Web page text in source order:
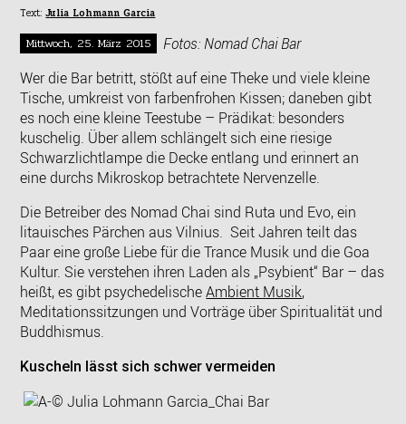
Text:Julia Lohmann Garcia
Mittwoch, 25. März 2015
Fotos: Nomad Chai Bar
Wer die Bar betritt, stößt auf eine Theke und viele kleine
Tische, umkreist von farbenfrohen Kissen; daneben gibt
es noch eine kleine Teestube – Prädikat: besonders
kuschelig. Über allem schlängelt sich eine riesige
Schwarzlichtlampe die Decke entlang und erinnert an
eine durchs Mikroskop betrachtete Nervenzelle.
Die Betreiber des Nomad Chai sind Ruta und Evo, ein
litauisches Pärchen aus Vilnius. Seit Jahren teilt das
Paar eine große Liebe für die Trance Musik und die Goa
Kultur. Sie verstehen ihren Laden als „Psybient“ Bar – das
heißt, es gibt psychedelischeAmbient Musik,
Meditationssitzungen und Vorträge über Spiritualität und
Buddhismus.
Kuscheln lässt sich schwer vermeiden